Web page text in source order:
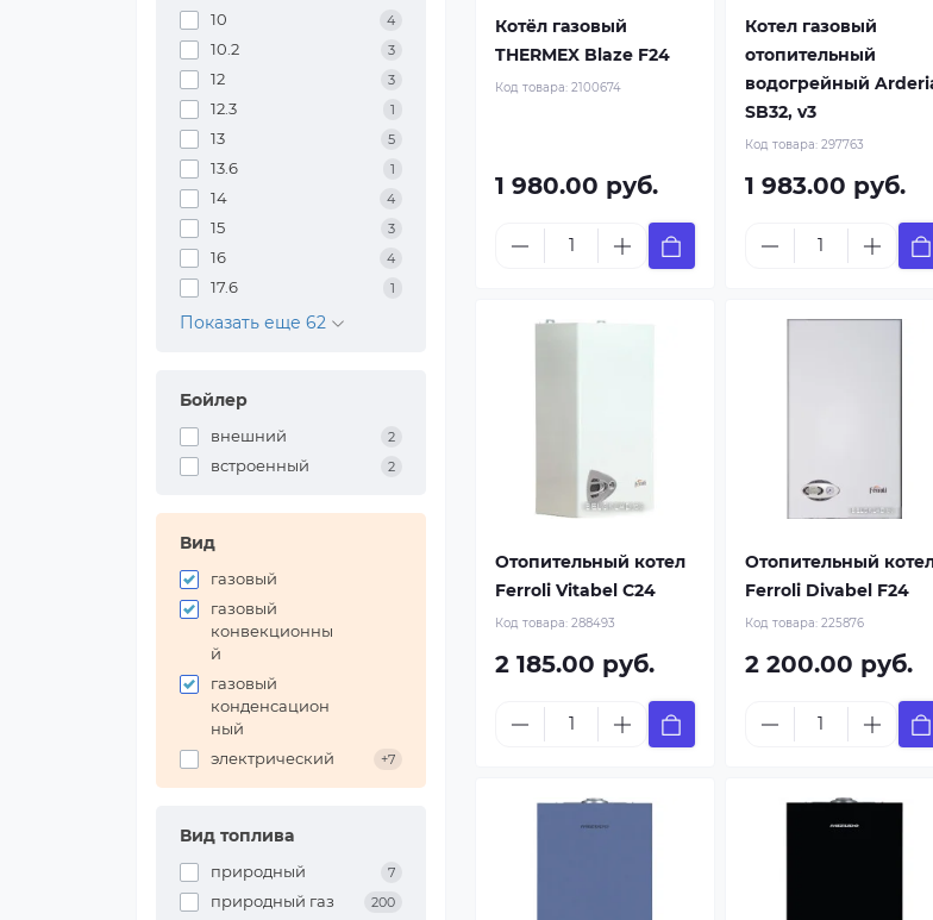
10 4
10.2 3
12 3
12.3 1
13 5
13.6 1
14 4
15 3
16 4
17.6 1
Показать еще 62
Бойлер
внешний 2
встроенный 2
Вид
газовый
газовый
конвекционны
й
газовый
конденсацион
ный
электрический
+7
Вид топлива
природный 7
природный газ 200
Котёл газовый
THERMEX Blaze F24
Код товара: 2100674
1 980.00 руб.
Котел газовый
отопительный
водогрейный
SB32, v3
Код товара: 297763
1 983.00 руб.
Отопительный котел
Ferroli Vitabel C24
Код товара: 288493
2 185.00 руб.
Отопительный
Ferroli Divabel F24
Код товара: 225876
2 200.00 руб.